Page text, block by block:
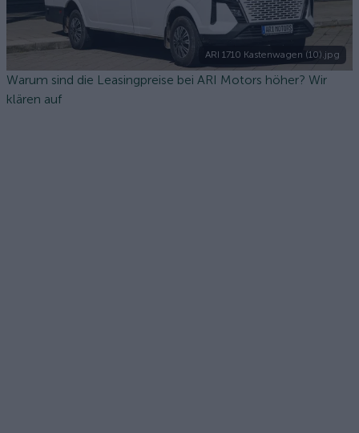
ARI 1710 Kastenwagen (10).jpg
Warum sind die Leasingpreise bei ARI Motors höher? Wir
klären auf